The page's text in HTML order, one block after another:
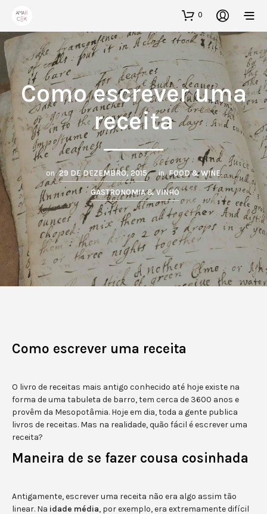
0
Como escrever uma
receita
on 29 DE DEZEMBRO, 2015 in FOOD & WINE,
GASTRONOMIA & VINHO
Como escrever uma receita
O livro de receitas mais antigo conhecido até hoje existe na
forma de uma tabuleta de barro, tem cerca de 3600 anos e
provêm da Mesopotâmia. Hoje em dia, toda a gente publica
livros de receitas. Mas na realidade, quão fácil é escrever uma
receita?
Maneira de se fazer cousa cosinhada
Antigamente, escrever uma receita não era algo assim tão
linear. Na idade média, por exemplo, era extremamente difícil